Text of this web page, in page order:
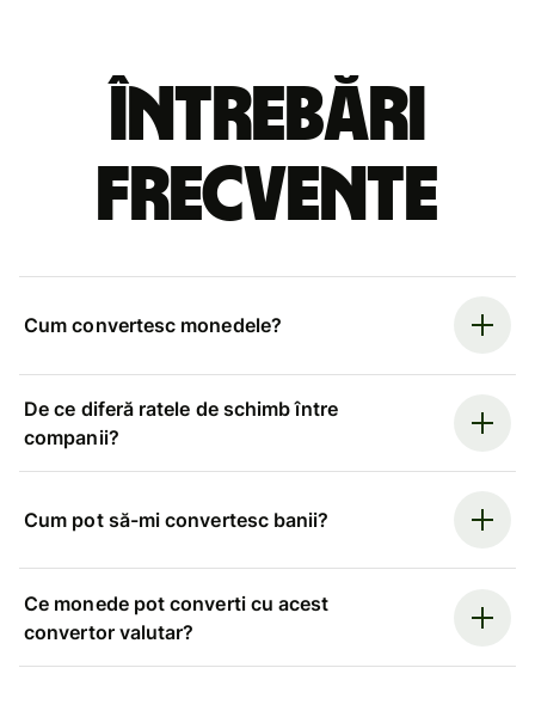
Întrebări
frecvente
Cum convertesc monedele?
De ce diferă ratele de schimb între
companii?
Cum pot să-mi convertesc banii?
Ce monede pot converti cu acest
convertor valutar?